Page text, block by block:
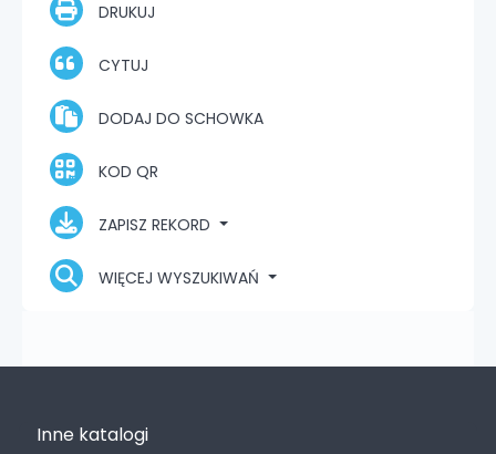
DRUKUJ
CYTUJ
DODAJ DO SCHOWKA
KOD QR
ZAPISZ REKORD
WIĘCEJ WYSZUKIWAŃ
Inne katalogi